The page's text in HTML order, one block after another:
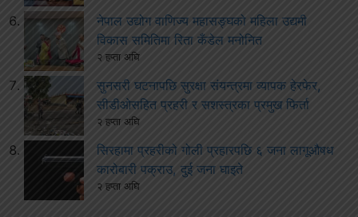
नेपाल उद्योग वाणिज्य महासङ्घको महिला उद्यमी
विकास समितिमा रिता कँडेल मनोनित
२ हप्ता अघि
सुनसरी घटनापछि सुरक्षा संयन्त्रमा व्यापक हेरफेर,
सीडीओसहित प्रहरी र सशस्त्रका प्रमुख फिर्ता
२ हप्ता अघि
सिरहामा प्रहरीको गोली प्रहारपछि ६ जना लागूऔषध
कारोबारी पक्राउ, दुई जना घाइते
२ हप्ता अघि